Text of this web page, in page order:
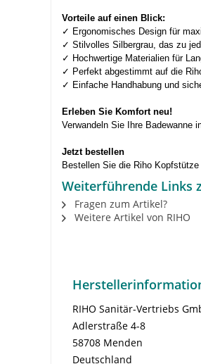
Vorteile auf einen Blick:
✓ Ergonomisches Design für
✓ Stilvolles Silbergrau, das zu
✓ Hochwertige Materialien für
✓ Perfekt abgestimmt auf die
✓ Einfache Handhabung und
Erleben Sie Komfort neu!
Verwandeln Sie Ihre Badewanne
Jetzt bestellen
Bestellen Sie die Riho
Weiterführende Links
Fragen zum Artikel?
Weitere Artikel von RIHO
RIHO Sanitär-Vertriebs
Adlerstraße 4-8
58708 Menden
Deutschland